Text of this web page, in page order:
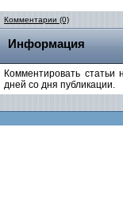
Комментарии (0)
Информация
Комментировать
дней со дня публикации.